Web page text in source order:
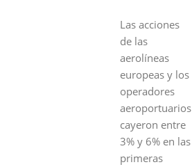
Las acciones
de las
aerolíneas
europeas y los
operadores
aeroportuarios
cayeron entre
3% y 6% en las
primeras